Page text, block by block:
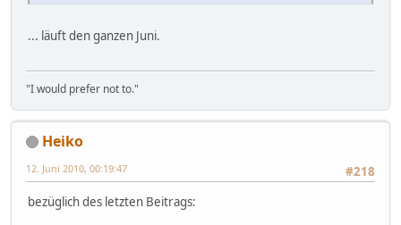
... läuft den ganzen Juni.
"I would prefer not to."
Heiko
#218
12. Juni 2010, 00:19:47
bezüglich des letzten Beitrags: